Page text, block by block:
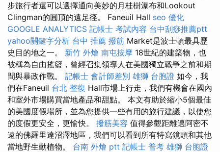
步旅行者還可以選擇通向美妙的月桂樹瀑布和Lookout
Clingman的圓頂的遠足徑。 Faneuil Hall seo 優化
GOOGLE ANALYTICS 記帳士 考試內容 台中刮痧推薦ptt
yahoo關鍵字分析 台中 推薦 撥筋 Market是波士頓最具歷
史目的地之一。 新竹 外燴 南屯按摩 18世紀的建築物，也
被稱為自由搖籃，曾經召集領導人在美國獨立戰爭之前和期
間與暴政作戰。 記帳士 會計師差別 雄獅 台胞證 如今，我
們在Faneuil 台北 整復 Hall市場上行走，我們有機會在國內
和室外市場購買當地產品和甜點。 本文有助於縮小5個最佳
的美國度假場所，並為您提供一些有用的旅行建議，以使您
的度假更安全，更愉快。 撥筋美容 值得參觀距離邁阿密不
遠的佛羅里達沼澤地區，我們可以看到所有特寫鏡頭和其他
當地野生動植物。 台南 外燴 ptt 記帳士 普考 雄獅 台胞證